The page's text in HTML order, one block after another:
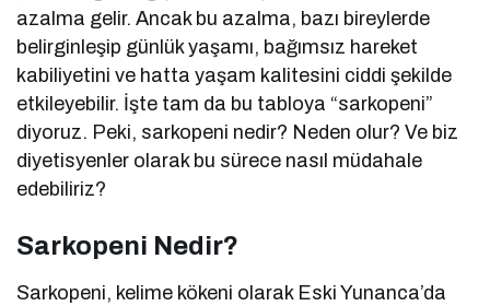
azalma gelir. Ancak bu azalma, bazı bireylerde
belirginleşip günlük yaşamı, bağımsız hareket
kabiliyetini ve hatta yaşam kalitesini ciddi şekilde
etkileyebilir. İşte tam da bu tabloya “sarkopeni”
diyoruz. Peki, sarkopeni nedir? Neden olur? Ve biz
diyetisyenler olarak bu sürece nasıl müdahale
edebiliriz?
Sarkopeni Nedir?
Sarkopeni, kelime kökeni olarak Eski Yunanca’da